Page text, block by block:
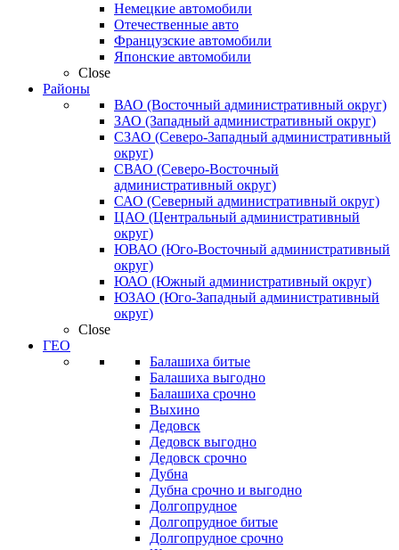
Немецкие автомобили
Отечественные авто
Французские автомобили
Японские автомобили
Close
Районы
ВАО (Восточный административный округ)
ЗАО (Западный административный округ)
СЗАО (Северо-Западный административный
округ)
СВАО (Северо-Восточный
административный округ)
САО (Северный административный округ)
ЦАО (Центральный административный
округ)
ЮВАО (Юго-Восточный административный
округ)
ЮАО (Южный административный округ)
ЮЗАО (Юго-Западный административный
округ)
Close
ГЕО
Балашиха битые
Балашиха выгодно
Балашиха срочно
Выхино
Дедовск
Дедовск выгодно
Дедовск срочно
Дубна
Дубна срочно и выгодно
Долгопрудное
Долгопрудное битые
Долгопрудное срочно